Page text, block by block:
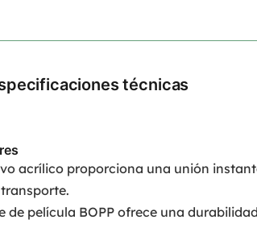
técnicas
acrílico proporciona una unión
de película BOPP ofrece una